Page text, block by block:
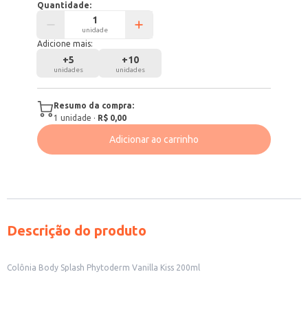
Quantidade:
unidade
Adicione mais:
+5
unidades
+10
unidades
Resumo da compra:
1 unidade · R$ 0,00
Adicionar ao carrinho
Descrição do produto
Colônia Body Splash Phytoderm Vanilla Kiss 200ml